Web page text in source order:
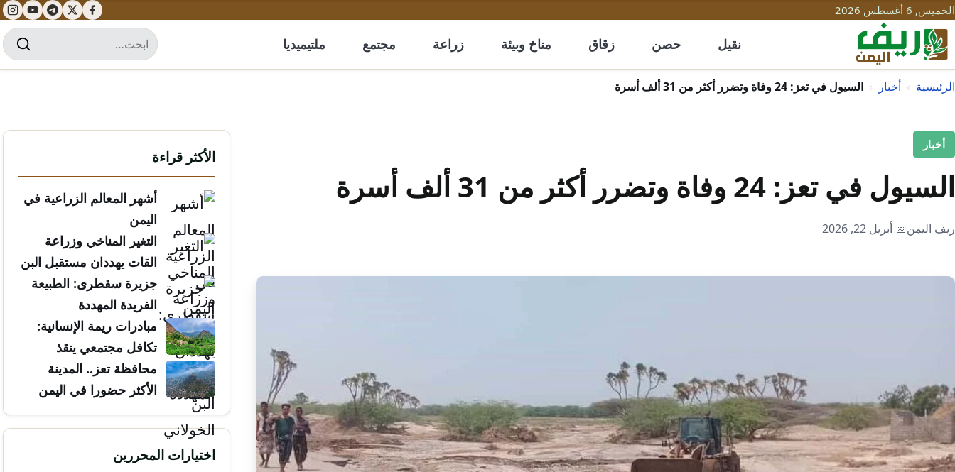
الخميس, 6 أغسطس 2026
نقيل حصن زقاق مناخ وبيئة زراعة مجتمع ملتيميديا
الرئيسية › أخبار › السيول في تعز: 24 وفاة وتضرر أكثر من 31 ألف أسرة
أخبار
السيول في تعز: 24 وفاة وتضرر أكثر من 31 ألف أسرة
ريف اليمن📅 أبريل 22, 2026
الأكثر قراءة
أشهر المعالم الزراعية في
اليمن
التغير المناخي وزراعة
القات يهددان مستقبل البن
الخولاني
جزيرة سقطرى: الطبيعة
الفريدة المهددة
مبادرات ريمة الإنسانية:
تكافل مجتمعي ينقذ
الأرواح
محافظة تعز.. المدينة
الأكثر حضورا في اليمن
اختيارات المحررين